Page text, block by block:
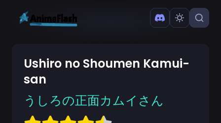
Ushiro no Shoumen Kamui-
san
うしろの正面カムイさん